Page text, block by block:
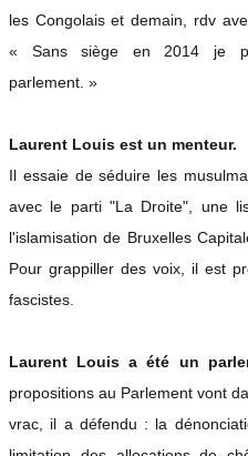
les Congolais et demain, rdv
« Sans siège en 2014 je
parlement. »
Laurent Louis est un menteur.
Il essaie de séduire les
avec le parti "La Droite", une
l'islamisation de Bruxelles
Pour grappiller des voix, il est
fascistes.
Laurent Louis a été un
propositions au Parlement vont
vrac, il a défendu : la